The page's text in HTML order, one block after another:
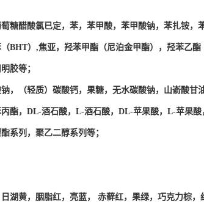
糖醋酸氯已定，苯，苯甲酸，苯甲酸钠，苯扎铵
BHT）,焦亚，羟苯甲酯（尼泊金甲酯），羟苯乙
胶等；
，（轻质）碳酸钙，果糖，无水碳酸钠，山嵛酸
酯，DL-酒石酸，L-酒石酸，DL-苹果酸，L-苹果酸
系列，聚乙二醇系列等；
湖黄，胭脂红，亮蓝， 赤藓红，果绿，巧克力棕